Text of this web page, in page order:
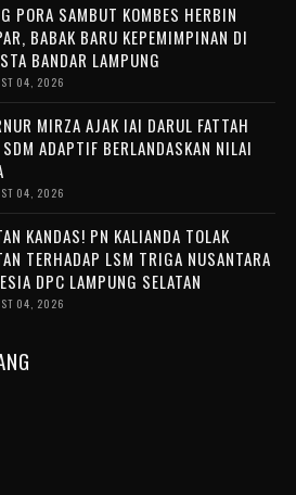
PORA SAMBUT KOMBES HERBIN
BABAK BARU KEPEMIMPINAN DI
BANDAR LAMPUNG
04, 2026
MIRZA AJAK IAI DARUL FATTAH
SDM ADAPTIF BERLANDASKAN NILAI
04, 2026
KANDAS! PN KALIANDA TOLAK
TERHADAP LSM TRIGA NUSANTARA
DPC LAMPUNG SELATAN
04, 2026